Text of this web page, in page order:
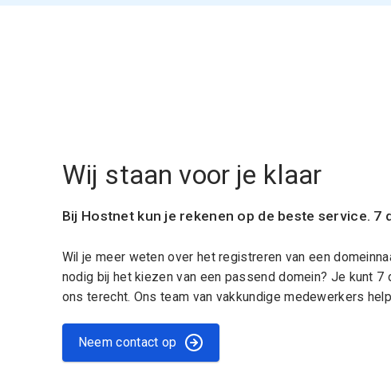
Wij staan voor je klaar
Bij Hostnet kun je rekenen op de beste service. 7
Wil je meer weten over het registreren van een
nodig bij het kiezen van een passend domein? Je kunt 7
ons terecht. Ons team van vakkundige medewerkers
Neem contact op